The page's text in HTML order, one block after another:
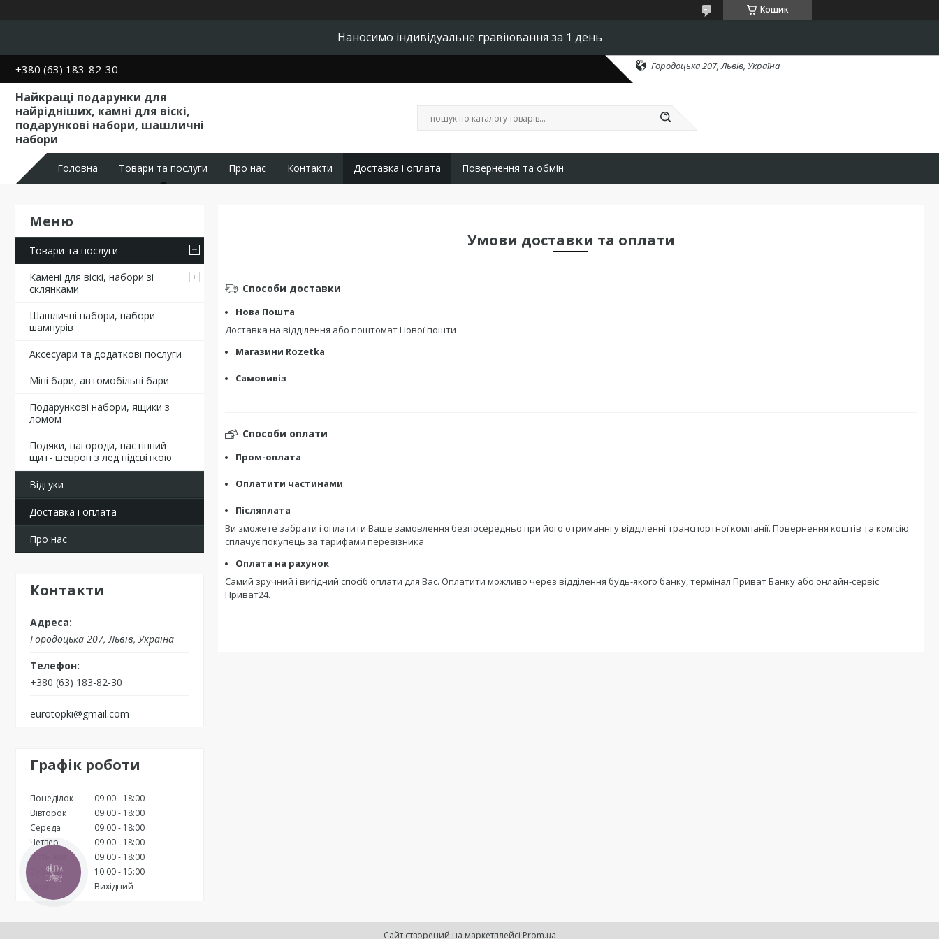
Кошик
Наносимо індивідуальне гравіювання за 1 день
+380 (63) 183-82-30 Городоцька 207, Львів, Україна
Найкращі подарунки для
найрідніших, камні для віскі,
подарункові набори, шашличні
набори
Головна Товари та послуги Про нас Контакти Доставка і оплата Повернення та обмін
Товари та послуги
Камені для віскі, набори зі
склянками
Шашличні набори, набори
шампурів
Аксесуари та додаткові послуги
Міні бари, автомобільні бари
Подарункові набори, ящики з
ломом
Подяки, нагороди, настінний
щит- шеврон з лед підсвіткою
Відгуки
Доставка і оплата
Про нас
Контакти
Городоцька 207, Львів, Україна
+380 (63) 183-82-30
eurotopki@gmail.com
Графік роботи
Понеділок 09:00
18:00
Вівторок
09:00
18:00
Середа
09:00
18:00
Четвер
09:00
18:00
Пʼятниця
09:00
18:00
Субота
10:00
15:00
Неділя
Вихідний
Умови доставки та оплати
Способи доставки
Нова Пошта
Доставка на відділення або поштомат Нової пошти
Магазини Rozetka
Самовивіз
Способи оплати
Пром-оплата
Оплатити частинами
Післяплата
Ви зможете забрати і оплатити Ваше замовлення безпосередньо при його отриманні у відділенні транспортної компанії. Повернення коштів та комісію
сплачує покупець за тарифами перевізника
Оплата на рахунок
Самий зручний і вигідний спосіб оплати для Вас. Оплатити можливо через відділення будь-якого банку, термінал Приват Банку або онлайн-сервіс
Приват24.
Сайт створений на маркетплейсі Prom.ua
КНОПКА
ЗВ'ЯЗКУ